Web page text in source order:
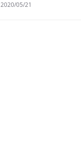
2020/05/21